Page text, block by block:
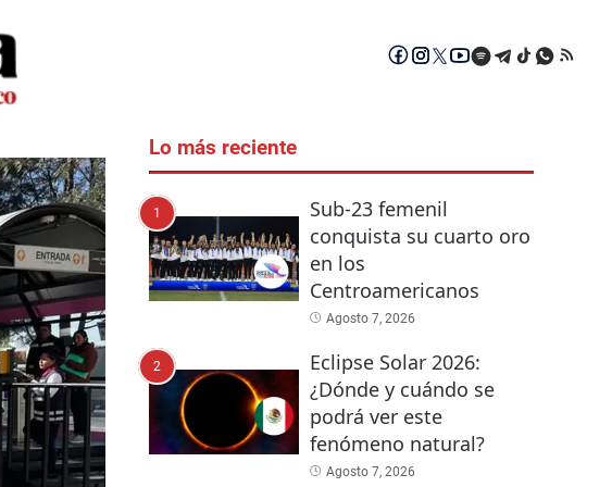
Lo más reciente
1
Sub-23 femenil
conquista su cuarto oro
en los
Centroamericanos
Agosto 7, 2026
2
Eclipse Solar 2026:
¿Dónde y cuándo se
podrá ver este
fenómeno natural?
Agosto 7, 2026